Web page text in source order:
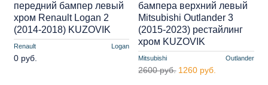
Renault Logan
передний бампер левый
хром Renault Logan 2
(2014-2018) KUZOVIK
0 руб. Mitsubishi Outlander
бампера верхний левый
Mitsubishi Outlander 3
(2015-2023) рестайлинг
хром KUZOVIK
2600 руб. 1260 руб.